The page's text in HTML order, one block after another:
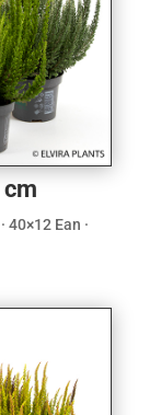
40×12 Ean ·